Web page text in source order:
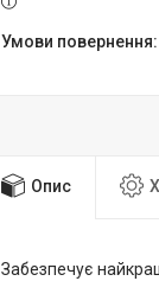
Опис
Забезпечує